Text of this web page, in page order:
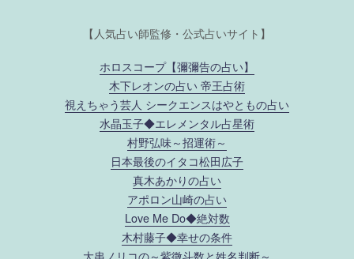
【人気占い師監修・公式占いサイト】
ホロスコープ【彌彌告の占い】
木下レオンの占い 帝王占術
視えちゃう芸人 シークエンスはやともの占い
水晶玉子◆エレメンタル占星術
村野弘味～招運術～
日本最後のイタコ松田広子
真木あかりの占い
アポロン山崎の占い
Love Me Do◆絶対数
木村藤子◆幸せの条件
大串ノリコの～紫微斗数と姓名判断～